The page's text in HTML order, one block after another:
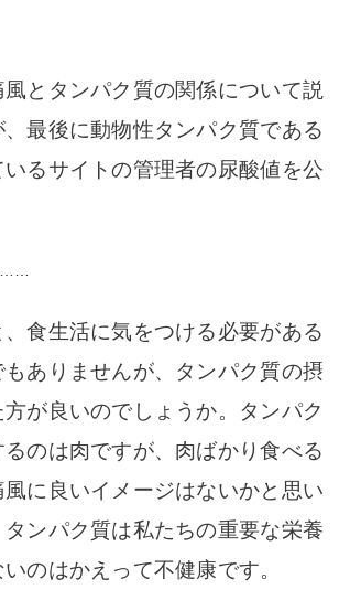
とタンパク質の関係について説
最後に動物性タンパク質である
るサイトの管理者の尿酸値を公
食生活に気をつける必要がある
ありませんが、タンパク質の摂
が良いのでしょうか。 タンパク
のは肉ですが、肉ばかり食べる
に良いイメージはないかと思い
タンパク質は私たちの重要な栄養
のはかえって不健康です。